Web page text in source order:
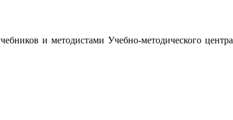
и методистами Учебно-методического центра